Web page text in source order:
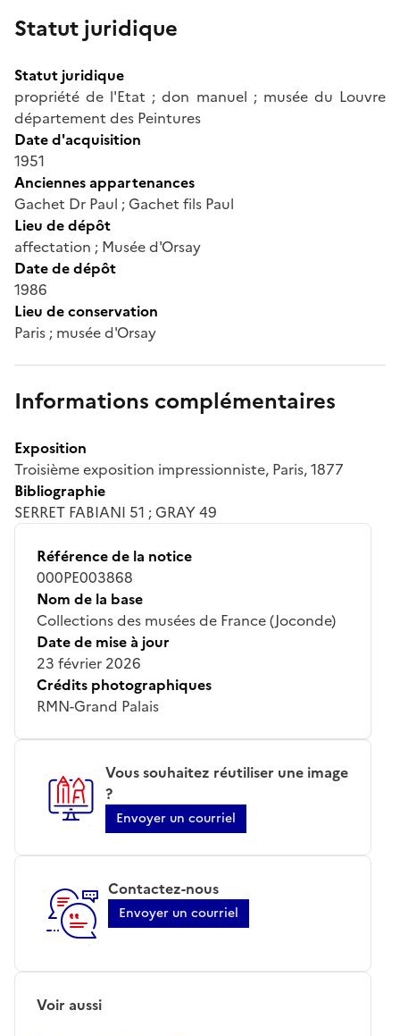
Statut juridique
Statut juridique
propriété de l'Etat ; don manuel ; musée du Louvre
département des Peintures
Date d'acquisition
1951
Anciennes appartenances
Gachet Dr Paul ; Gachet fils Paul
Lieu de dépôt
affectation ; Musée d'Orsay
Date de dépôt
1986
Lieu de conservation
Paris ; musée d'Orsay
Informations complémentaires
Exposition
Troisième exposition impressionniste, Paris, 1877
Bibliographie
SERRET FABIANI 51 ; GRAY 49
Référence de la notice
000PE003868
Nom de la base
Collections des musées de France (Joconde)
Date de mise à jour
23 février 2026
Crédits photographiques
RMN-Grand Palais
Vous souhaitez réutiliser une image
?
Envoyer un courriel
Contactez-nous
Envoyer un courriel
Voir aussi